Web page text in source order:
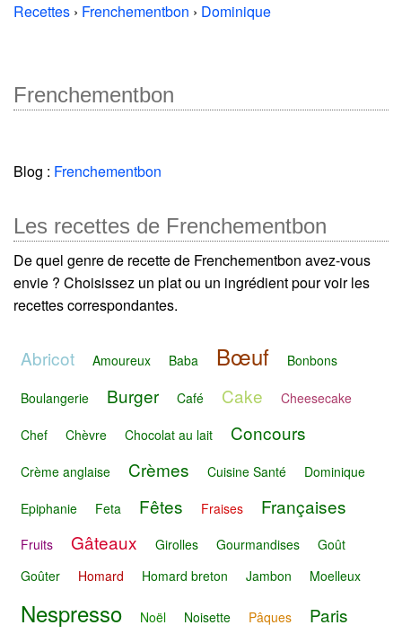
Recettes › Frenchementbon › Dominique
Frenchementbon
Blog : Frenchementbon
Les recettes de Frenchementbon
De quel genre de recette de Frenchementbon avez-vous
envie ? Choisissez un plat ou un ingrédient pour voir les
recettes correspondantes.
Abricot Amoureux Baba Bœuf Bonbons
Boulangerie Burger Café Cake Cheesecake
Chef Chèvre Chocolat au lait Concours
Crème anglaise Crèmes Cuisine Santé Dominique
Epiphanie Feta Fêtes Fraises Françaises
Fruits Gâteaux Girolles Gourmandises
Goût
Goûter
Homard Homard breton Jambon Moelleux
Nespresso Noël Noisette Pâques
Paris